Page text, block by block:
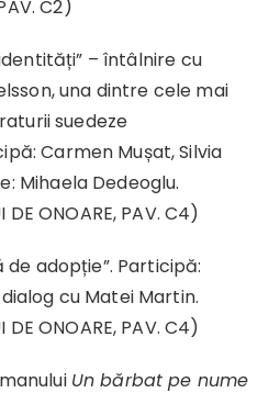
C2)
– întâlnire cu
una dintre cele mai
suedeze
Carmen Mușat, Silvia
Mihaela Dedeoglu.
DE ONOARE, PAV. C4)
de adopție”. Participă:
cu Matei Martin.
DE ONOARE, PAV. C4)
Un bărbat pe nume